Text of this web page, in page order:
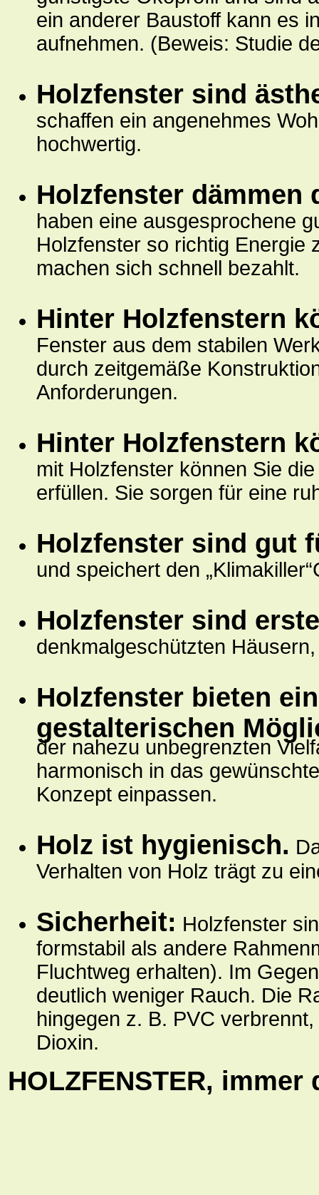
ein anderer Baustoff kann es
aufnehmen. (Beweis: Studie
Holzfenster sind
schaffen ein angenehmes
hochwertig.
Holzfenster dämmen
haben eine ausgesprochene
Holzfenster so richtig Energie
machen sich schnell bezahlt.
Hinter Holzfenstern
Fenster aus dem stabilen
durch zeitgemäße
Anforderungen.
Hinter Holzfenstern
mit Holzfenster können Sie
erfüllen. Sie sorgen für eine
Holzfenster sind gut
und speichert den
Holzfenster sind
denkmalgeschützten
Holzfenster bieten
gestalterischen
der nahezu unbegrenzten
harmonisch in das
Konzept einpassen.
Holz ist hygienisch.
Verhalten von Holz trägt zu
Sicherheit: Holzfenster
formstabil als andere
Fluchtweg erhalten). Im
deutlich weniger Rauch. Die
hingegen z. B. PVC
Dioxin.
HOLZFENSTER,